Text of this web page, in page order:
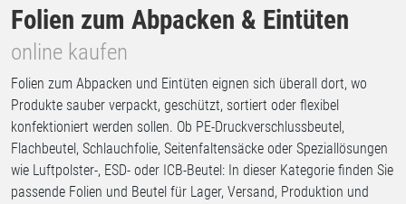
Folien zum Abpacken & Eintüten
online kaufen
Folien zum Abpacken und Eintüten eignen sich überall dort, wo
Produkte sauber verpackt, geschützt, sortiert oder flexibel
konfektioniert werden sollen. Ob PE-Druckverschlussbeutel,
Flachbeutel, Schlauchfolie, Seitenfaltensäcke oder Speziallösungen
wie Luftpolster-, ESD- oder ICB-Beutel: In dieser Kategorie finden Sie
passende Folien und Beutel für Lager, Versand, Produktion und